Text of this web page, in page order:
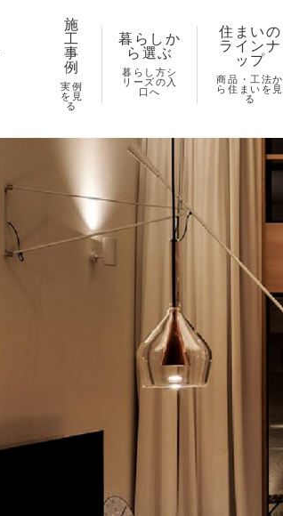
施
工
事
例
実例
を見
る
暮らしか
ら選ぶ
暮らし方シ
リーズの入
口へ
住まいの
ラインナ
ップ
商品・工法か
ら住まいを見
る